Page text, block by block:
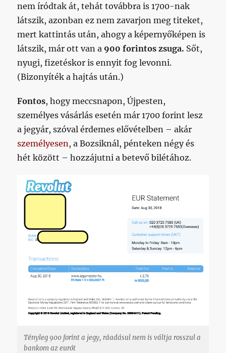
nem íródtak át, tehát továbbra is 1700-nak
látszik, azonban ez nem zavarjon meg titeket,
mert kattintás után, ahogy a képernyőképen is
látszik, már ott van a 900 forintos zsuga. Sőt,
nyugi, fizetéskor is ennyit fog levonni.
(Bizonyíték a hajtás után.)
Fontos, hogy meccsnapon, Újpesten,
személyes vásárlás esetén már 1700 forint lesz
a jegyár, szóval érdemes elővételben – akár
személyesen , a Bozsiknál, pénteken négy és
hét között – hozzájutni a betevő bilétához.
Tényleg 900 forint a jegy, ráadásul nem is váltja rosszul a
bankom az eurót